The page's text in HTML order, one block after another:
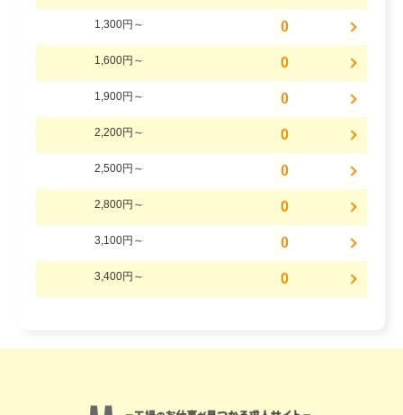
1,300円～ 0
1,600円～ 0
1,900円～ 0
2,200円～ 0
2,500円～ 0
2,800円～ 0
3,100円～ 0
3,400円～ 0